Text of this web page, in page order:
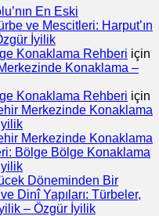
En Eski
ve Mescitleri: Harput’ın
İyilik
Konaklama Rehberi için
Konaklama –
Konaklama Rehberi için
Merkezinde Konaklama
Merkezinde Konaklama
Bölge Bölge Konaklama
Döneminden Bir
Dinî Yapıları: Türbeler,
– Özgür İyilik